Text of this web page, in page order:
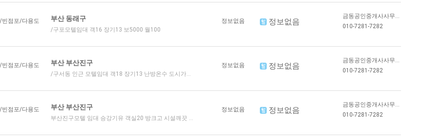
빈점포/다용도 부산 동래구
/구포모텔임대 객16 장기13 보5000 월100
정보없음 정보없음
금동공인중개사사무...
010-7281-7282
빈점포/다용도 부산 부산진구
/구서동 인근 모텔임대 객18 장기13 난방온수 도시가...
정보없음 정보없음
금동공인중개사사무...
010-7281-7282
빈점포/다용도 부산 부산진구
부산진구모텔 임대 승강기유 객실20 방크고 시설깨끗 ...
정보없음 정보없음
금동공인중개사사무...
010-7281-7282